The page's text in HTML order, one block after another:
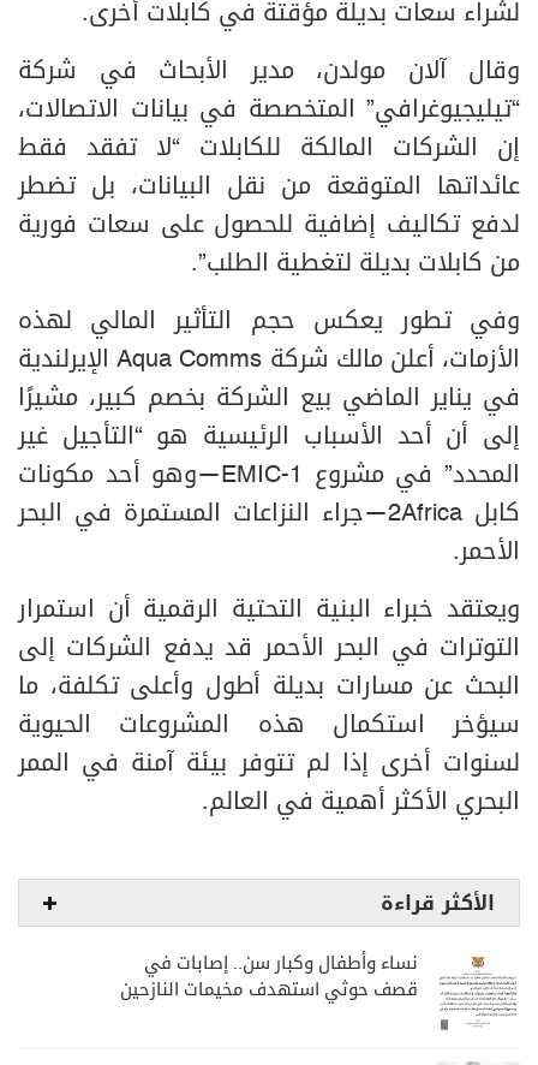
لشراء سعات بديلة مؤقتة في كابلات أخرى.
وقال آلان مولدن، مدير الأبحاث في شركة
“تيليجيوغرافي” المتخصصة في بيانات الاتصالات،
إن الشركات المالكة للكابلات “لا تفقد فقط
عائداتها المتوقعة من نقل البيانات، بل تضطر
لدفع تكاليف إضافية للحصول على سعات فورية
من كابلات بديلة لتغطية الطلب”.
وفي تطور يعكس حجم التأثير المالي لهذه
الأزمات، أعلن مالك شركة Aqua Comms الإيرلندية
في يناير الماضي بيع الشركة بخصم كبير، مشيرًا
إلى أن أحد الأسباب الرئيسية هو “التأجيل غير
المحدد” في مشروع EMIC-1—وهو أحد مكونات
كابل 2Africa—جراء النزاعات المستمرة في البحر
الأحمر.
ويعتقد خبراء البنية التحتية الرقمية أن استمرار
التوترات في البحر الأحمر قد يدفع الشركات إلى
البحث عن مسارات بديلة أطول وأعلى تكلفة، ما
سيؤخر استكمال هذه المشروعات الحيوية
لسنوات أخرى إذا لم تتوفر بيئة آمنة في الممر
البحري الأكثر أهمية في العالم.
الأكثر قراءة
نساء وأطفال وكبار سن.. إصابات في
قصف حوثي استهدف مخيمات النازحين